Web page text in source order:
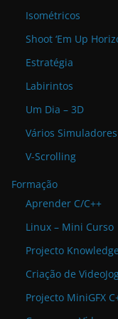
Isométricos
Shoot ‘Em Up
Estratégia
Labirintos
Um Dia – 3D
Vários Simuladores
V-Scrolling
Formação
Aprender C/C++
Linux – Mini Curso
Projecto
Criação de
Projecto MiniGFX